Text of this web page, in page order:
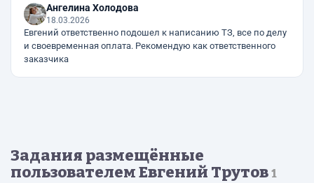
Ангелина Холодова
18.03.2026
Евгений ответственно подошел к написанию ТЗ, все по делу
и своевременная оплата. Рекомендую как ответственного
заказчика
Задания размещённые
пользователем Евгений Трутов 1